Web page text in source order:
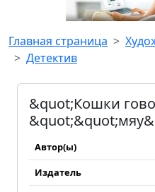
Главная страница
Детектив
&quot;Кошки
Автор(ы)
Издатель